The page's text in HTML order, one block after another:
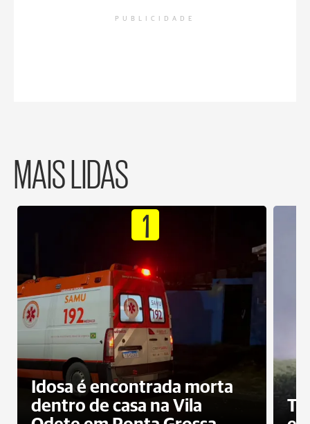
PUBLICIDADE
MAIS LIDAS
1
Idosa é encontrada morta
dentro de casa na Vila